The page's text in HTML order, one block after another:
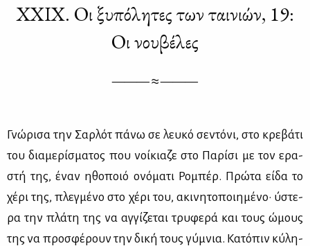
XXΙΧ. Οι ξυπόλητες των ταινιών, 19:
Οι νουβέλες
——— ≈ ———
Γνώ­ρι­σα την Σαρ­λότ πά­νω σε λευ­κό σε­ντό­νι, στο κρε­βά­τι
του δια­με­ρί­σμα­τος που νοί­κια­ζε στο Πα­ρί­σι με τον ερα­
στή της, έναν ηθο­ποιό ονό­μα­τι Ρο­μπέρ. Πρώ­τα εί­δα το
χέ­ρι της, πλεγ­μέ­νο στο χέ­ρι του, ακι­νη­το­ποι­η­μέ­νο· ύστε­
ρα την πλά­τη της να αγ­γί­ζε­ται τρυ­φε­ρά και τους ώμους
της να προ­σφέ­ρουν την δι­κή τους γύ­μνια. Κα­τό­πιν κύ­λη­